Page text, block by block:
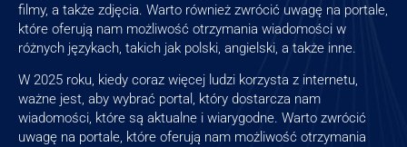
filmy, a także zdjęcia. Warto również zwrócić uwagę na portale,
które oferują nam możliwość otrzymania wiadomości w
różnych językach, takich jak polski, angielski, a także inne.
W 2025 roku, kiedy coraz więcej ludzi korzysta z internetu,
ważne jest, aby wybrać portal, który dostarcza nam
wiadomości, które są aktualne i wiarygodne. Warto zwrócić
uwagę na portale, które oferują nam możliwość otrzymania